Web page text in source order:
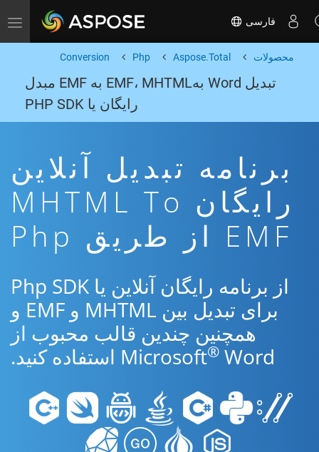
Toggle navigation فارسی
محصولات Aspose.Total
Php
Conversion
تبدیل Word بهEMF، MHTML به EMF مبدل
رایگان یا PHP SDK
برنامه تبدیل آنلاین
رایگان MHTML To
EMF از طریق Php
از برنامه رایگان آنلاین یا Php SDK
برای تبدیل بین MHTML و EMF و
همچنین چندین قالب محبوب از
Microsoft® Word استفاده کنید.